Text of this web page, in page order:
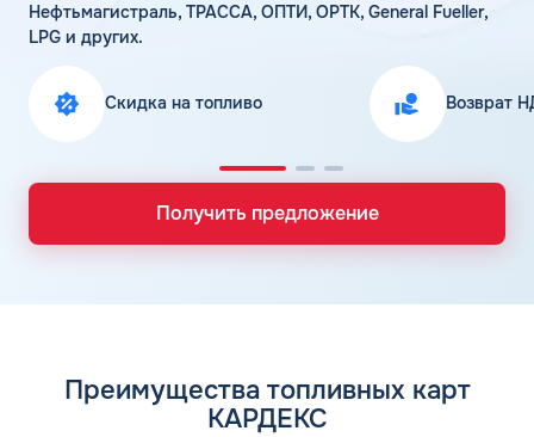
Нефтьмагистраль, ТРАССА, ОПТИ, ОРТК, General Fueller,
LPG и других.
Скидка на топливо Возврат
Получить предложение
Преимущества топливных карт
КАРДЕКС